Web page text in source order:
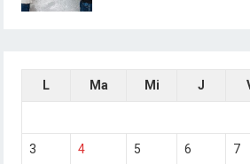
L Ma Mi J
3 4 5 6 7